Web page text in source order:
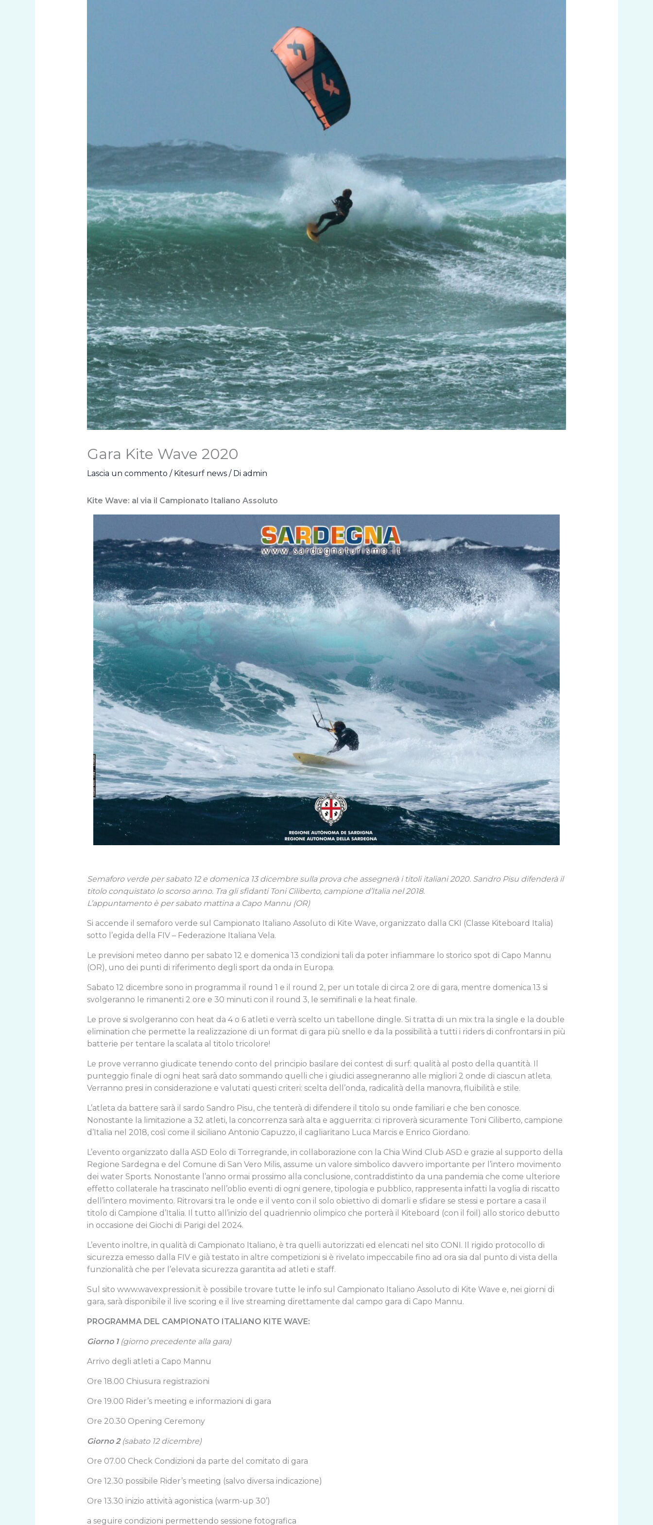
Gara Kite Wave 2020
Lascia un commento / Kitesurf news/ Di admin
Kite Wave: al via il Campionato Italiano Assoluto
Semaforo verde per sabato 12 e domenica 13 dicembre sulla prova che assegnerà i titoli italiani 2020. Sandro Pisu difenderà il
titolo conquistato lo scorso anno. Tra gli sfidanti Toni Ciliberto, campione d’Italia nel 2018.
L’appuntamento è per sabato mattina a Capo Mannu (OR)
Si accende il semaforo verde sul Campionato Italiano Assoluto di Kite Wave, organizzato dalla CKI (Classe Kiteboard Italia)
sotto l’egida della FIV – Federazione Italiana Vela.
Le previsioni meteo danno per sabato 12 e domenica 13 condizioni tali da poter infiammare lo storico spot di Capo Mannu
(OR), uno dei punti di riferimento degli sport da onda in Europa.
Sabato 12 dicembre sono in programma il round 1 e il round 2, per un totale di circa 2 ore di gara, mentre domenica 13 si
svolgeranno le rimanenti 2 ore e 30 minuti con il round 3, le semifinali e la heat finale.
Le prove si svolgeranno con heat da 4 o 6 atleti e verrà scelto un tabellone dingle. Si tratta di un mix tra la single e la double
elimination che permette la realizzazione di un format di gara più snello e da la possibilità a tutti i riders di confrontarsi in più
batterie per tentare la scalata al titolo tricolore!
Le prove verranno giudicate tenendo conto del principio basilare dei contest di surf: qualità al posto della quantità. Il
punteggio finale di ogni heat sarà dato sommando quelli che i giudici assegneranno alle migliori 2 onde di ciascun atleta.
Verranno presi in considerazione e valutati questi criteri: scelta dell’onda, radicalità della manovra, fluibilità e stile.
L’atleta da battere sarà il sardo Sandro Pisu, che tenterà di difendere il titolo su onde familiari e che ben conosce.
Nonostante la limitazione a 32 atleti, la concorrenza sarà alta e agguerrita: ci riproverà sicuramente Toni Ciliberto, campione
d’Italia nel 2018, così come il siciliano Antonio Capuzzo, il cagliaritano Luca Marcis e Enrico Giordano.
L’evento organizzato dalla ASD Eolo di Torregrande, in collaborazione con la Chia Wind Club ASD e grazie al supporto della
Regione Sardegna e del Comune di San Vero Milis, assume un valore simbolico davvero importante per l’intero movimento
dei water Sports. Nonostante l’anno ormai prossimo alla conclusione, contraddistinto da una pandemia che come ulteriore
effetto collaterale ha trascinato nell’oblio eventi di ogni genere, tipologia e pubblico, rappresenta infatti la voglia di riscatto
dell’intero movimento. Ritrovarsi tra le onde e il vento con il solo obiettivo di domarli e sfidare se stessi e portare a casa il
titolo di Campione d’Italia. Il tutto all’inizio del quadriennio olimpico che porterà il Kiteboard (con il foil) allo storico debutto
in occasione dei Giochi di Parigi del 2024.
L’evento inoltre, in qualità di Campionato Italiano, è tra quelli autorizzati ed elencati nel sito CONI. Il rigido protocollo di
sicurezza emesso dalla FIV e già testato in altre competizioni si è rivelato impeccabile fino ad ora sia dal punto di vista della
funzionalità che per l’elevata sicurezza garantita ad atleti e staff.
Sul sito www.wavexpression.it è possibile trovare tutte le info sul Campionato Italiano Assoluto di Kite Wave e, nei giorni di
gara, sarà disponibile il live scoring e il live streaming direttamente dal campo gara di Capo Mannu.
PROGRAMMA DEL CAMPIONATO ITALIANO KITE WAVE:
Giorno 1(giorno precedente alla gara)
Arrivo degli atleti a Capo Mannu
Ore 18.00 Chiusura registrazioni
Ore 19.00 Rider’s meeting e informazioni di gara
Ore 20.30 Opening Ceremony
Giorno 2 (sabato 12 dicembre)
Ore 07.00 Check Condizioni da parte del comitato di gara
Ore 12.30 possibile Rider’s meeting (salvo diversa indicazione)
Ore 13.30 inizio attività agonistica (warm-up 30’)
a seguire condizioni permettendo sessione fotografica